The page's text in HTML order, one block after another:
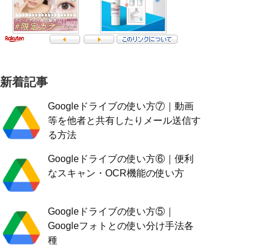
新着記事
Googleドライブの使い方⑦｜動画
等を他者と共有したりメール送信す
る方法
Googleドライブの使い方⑥｜便利
なスキャン・OCR機能の使い方
Googleドライブの使い方⑤｜
Googleフォトとの使い分け手法各
種